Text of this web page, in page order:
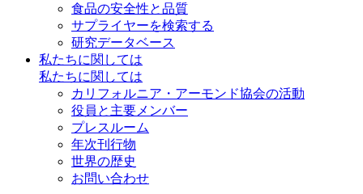
食品の安全性と品質
サプライヤーを検索する
研究データベース
私たちに関しては
私たちに関しては
カリフォルニア・アーモンド協会の活動
役員と主要メンバー
プレスルーム
年次刊行物
世界の歴史
お問い合わせ